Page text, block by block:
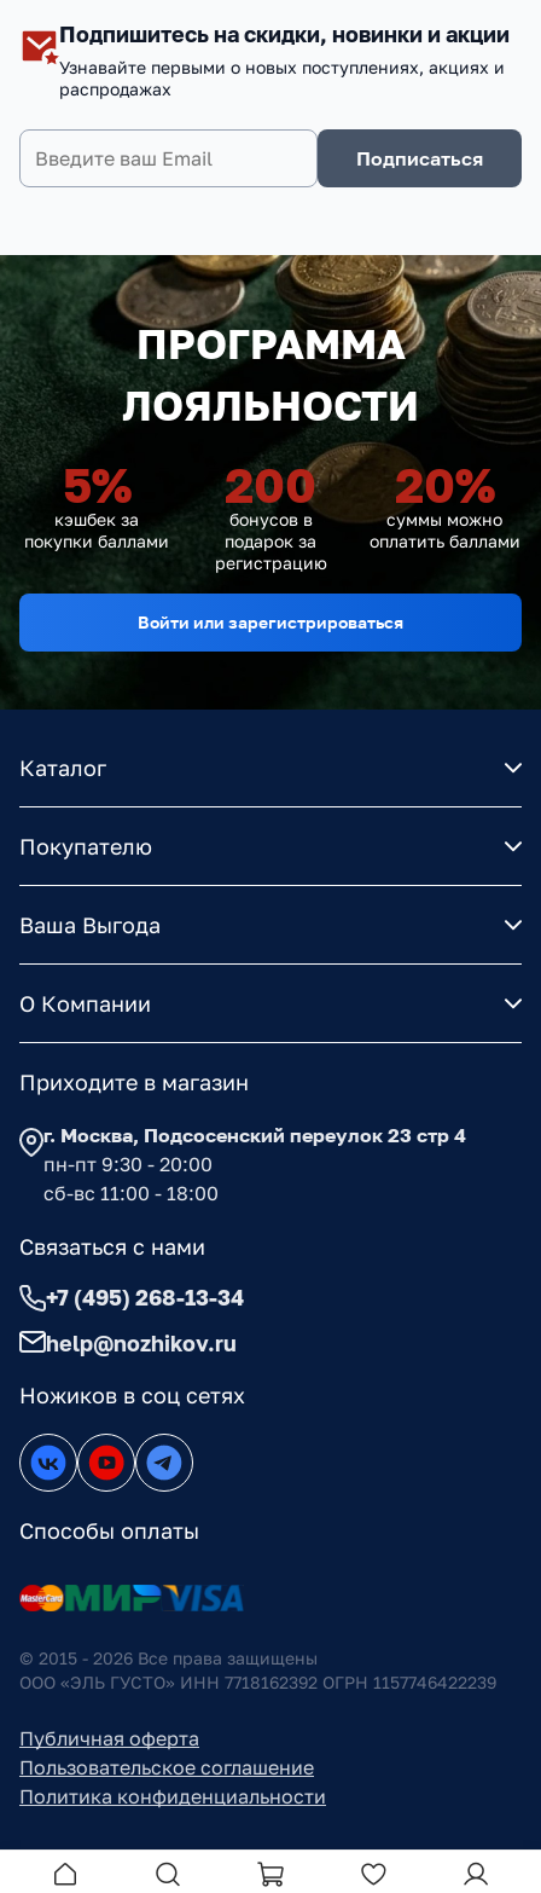
Подпишитесь на скидки, новинки и акции
Узнавайте первыми о новых поступлениях, акциях и
распродажах
Подписаться
ПРОГРАММА
ЛОЯЛЬНОСТИ
5%
кэшбек за
покупки баллами
200
бонусов в
подарок за
регистрацию
20%
суммы можно
оплатить баллами
Войти или зарегистрироваться
Каталог
Покупателю
Ваша Выгода
О Компании
Ножиков в соц сетях
Способы оплаты
Приходите в магазин
г. Москва, Подсосенский переулок 23 стр 4
пн-пт 9:30 - 20:00
сб-вс 11:00 - 18:00
Связаться с нами
+7 (495) 268-13-34
help@nozhikov.ru
© 2015 - 2026 Все права защищены
ООО «ЭЛЬ ГУСТО» ИНН 7718162392 ОГРН 1157746422239
Публичная оферта
Пользовательское соглашение
Политика конфиденциальности